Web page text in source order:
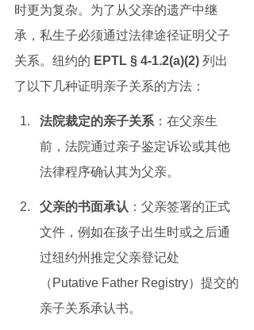
时更为复杂。为了从父亲的遗产中继
承，私生子必须通过法律途径证明父子
关系。纽约的 EPTL § 4-1.2(a)(2) 列出
了以下几种证明亲子关系的方法：
法院裁定的亲子关系 ：在父亲生
前，法院通过亲子鉴定诉讼或其他
法律程序确认其为父亲。
父亲的书面承认 ：父亲签署的正式
文件，例如在孩子出生时或之后通
过纽约州推定父亲登记处
（Putative Father Registry）提交的
亲子关系承认书。